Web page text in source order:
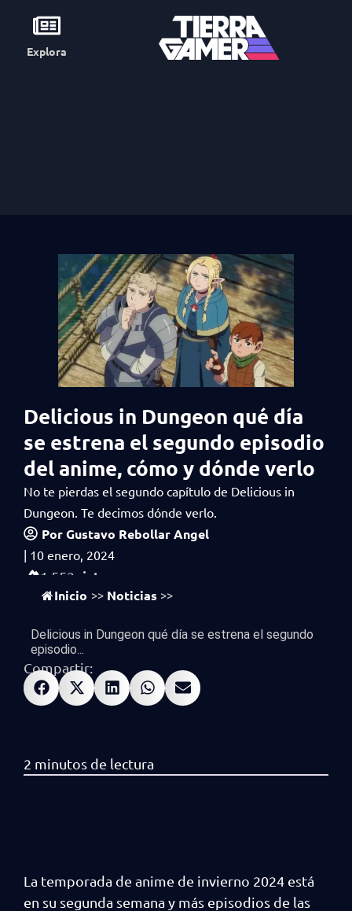
Explora
Delicious in Dungeon qué día
se estrena el segundo episodio
del anime, cómo y dónde verlo
No te pierdas el segundo capítulo de Delicious in
Dungeon. Te decimos dónde verlo.
PorGustavo Rebollar Angel
| 10 enero, 2024
1,552 vistas
Inicio >> Noticias >>
Delicious in Dungeon qué día se estrena el segundo
episodio...
Compartir:
La temporada de anime de invierno 2024 está
en su segunda semana y más episodios de las